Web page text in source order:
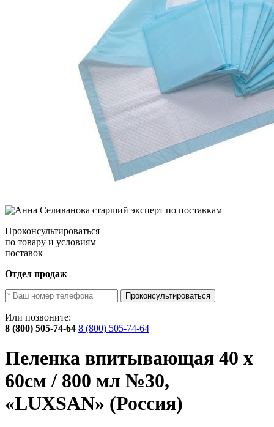
Проконсультироваться
по товару и условиям
поставок
Отдел продаж
Проконсультироваться
Или позвоните:
8 (800) 505-74-64 8 (800) 505-74-64
Пеленка впитывающая 40 х
60см / 800 мл №30,
«LUXSAN» (Россия)